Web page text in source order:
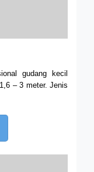
gudang kecil
– 3 meter. Jenis